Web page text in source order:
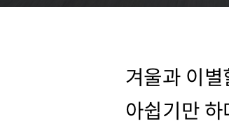
겨울과 이
아쉽기만